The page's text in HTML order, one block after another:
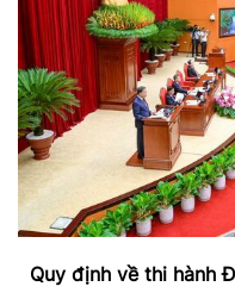
Quy định về thi hành